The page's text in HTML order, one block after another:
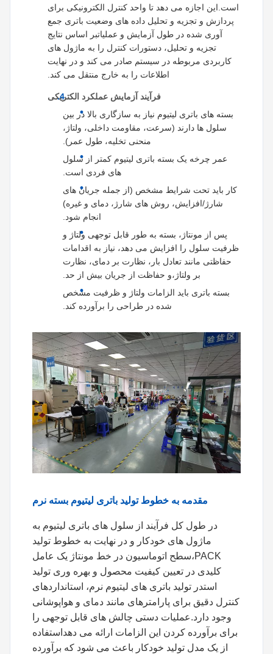
است.این اجازه می دهد تا واحد کنترل الکترونیکی برای
پردازش و تجزیه و تحلیل داده های وضعیت باتری جمع
آوری شده در طول آزمایش و عملیاتبر اساس نتایج
تجزیه و تحلیل، دستورات کنترل را به ماژول های
کاربردی مربوطه در سیستم صادر می کند و در نهایت
اطلاعات را به خارج منتقل می کند.
فرآیند آزمایش عملکرد الکتریکی
بسته های باتری لیتیوم نیاز به سازگاری بالا در بین
سلول ها دارند (سرعت، مقاومت داخلی، ولتاژ،
منحنی تخلیه، طول عمر).
عمر چرخه یک بسته باتری لیتیوم کمتر از سلول
های فردی است.
کار باید تحت شرایط مشخص (از جمله جریان های
شارژ/افزایش، روش های شارژ، دمای و غیره)
انجام شود.
پس از مونتاژ، بسته به طور قابل توجهی ولتاژ و
ظرفیت سلول را افزایش می دهد، نیاز به اقدامات
حفاظتی مانند تعادل بار، نظارت بر دمای، نظارت
بر ولتاژ،و حفاظت از جریان بیش از حد.
بسته باتری باید الزامات ولتاژ و ظرفیت مشخص
شده در طراحی را برآورده کند.
مقدمه به خطوط تولید باتری لیتیوم بسته نرم
در طول کل فرآیند از سلول های باتری لیتیوم به
ماژول های خودکار و در نهایت به خطوط تولید
PACK،سطح اتوماسیون در خط مونتاژ یک عامل
کلیدی در تعیین کیفیت محصول و بهره وری تولید
استدر تولید باتری های لیتیوم نرم، استانداردهای
کنترل دقیق برای پارامترهای مانند دمای و هواپوشانی
وجود دارد.عملیات دستی چالش های قابل توجهی را
برای برآورده کردن این الزامات ارائه می دهداستفاده
از یک مدل تولید خودکار باعث می شود که برآورده